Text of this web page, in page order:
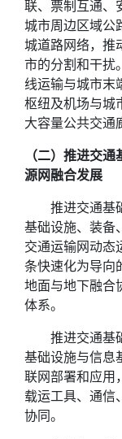
联、票制互通、
城市周边区域公
城道路网络，推
市的分割和干扰
线运输与城市末
枢纽及机场与城
大容量公共交通
（二）推进交
源网融合发展
推进交通基础
基础设施、装备
交通运输网动态
条快速化为导向
地面与地下融合
体系。
推进交通基础
基础设施与信息
联网部署和应用
载运工具、通信
协同。